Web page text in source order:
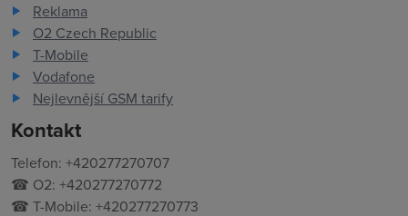
Reklama
O2 Czech Republic
T-Mobile
Vodafone
Nejlevnější GSM tarify
Kontakt
Telefon: +420277270707
☎ O2: +420277270772
☎ T-Mobile: +420277270773